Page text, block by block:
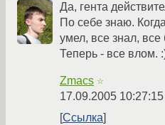
Да, гента
По себе знаю.
умел, все знал,
Теперь - все влом.
Zmacs ☆
17.09.2005
Ссылка